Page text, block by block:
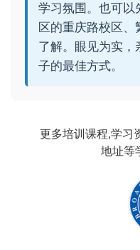
学习氛围。也可以
区的重庆路校区、
了解。眼见为实，
子的最佳方式。
更多培训课程,学习
地址等